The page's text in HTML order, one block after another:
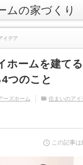
ムの家づくり
イデア
年後にマイホームを建てるために。
ホームを建て
つのこと
ーズホーム 住まいのアイ
この記事は